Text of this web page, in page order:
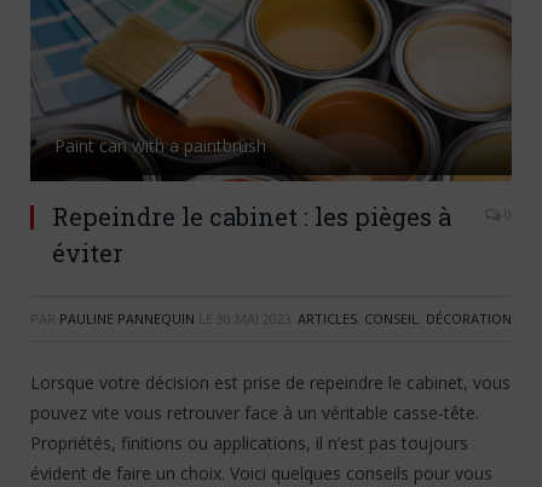
Paint can with a paintbrush
Repeindre le cabinet : les pièges à
éviter
0
PAR PAULINE PANNEQUIN LE 30 MAI 2023 ARTICLES CONSEIL DÉCORATION
Lorsque votre décision est prise de repeindre le cabinet, vous
pouvez vite vous retrouver face à un véritable casse-tête.
Propriétés, finitions ou applications, il n’est pas toujours
évident de faire un choix. Voici quelques conseils pour vous